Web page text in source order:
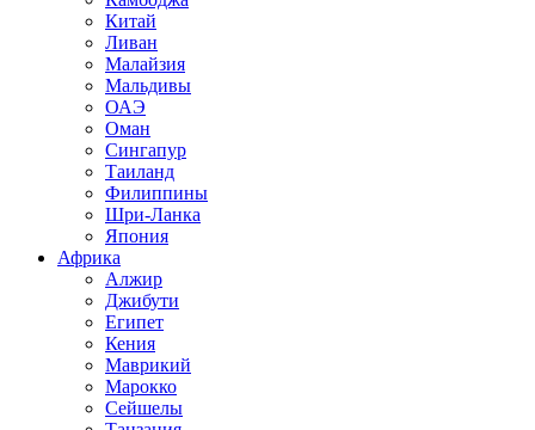
Китай
Ливан
Малайзия
Мальдивы
ОАЭ
Оман
Сингапур
Таиланд
Филиппины
Шри-Ланка
Япония
Африка
Алжир
Джибути
Египет
Кения
Маврикий
Марокко
Сейшелы